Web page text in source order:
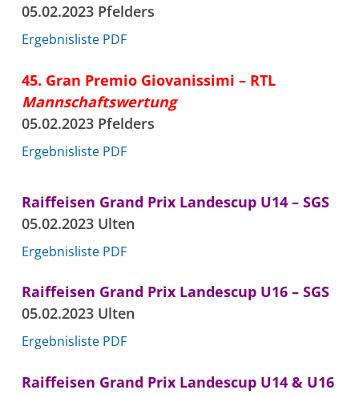
05.02.2023 Pfelders
Ergebnisliste PDF
45. Gran Premio Giovanissimi – RTL
Mannschaftswertung
05.02.2023 Pfelders
Ergebnisliste PDF
Raiffeisen Grand Prix Landescup U14 – SGS
05.02.2023 Ulten
Ergebnisliste PDF
Raiffeisen Grand Prix Landescup U16 – SGS
05.02.2023 Ulten
Ergebnisliste PDF
Raiffeisen Grand Prix Landescup U14 & U16